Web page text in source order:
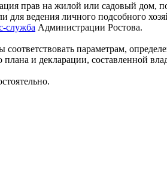
прав на жилой или садовый дом,
ведения личного подсобного
служба Администрации Ростова.
параметрам,
и декларации, составленной